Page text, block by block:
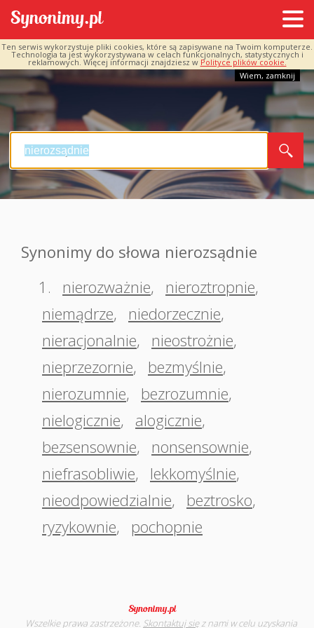
Ten serwis wykorzystuje pliki cookies, które są zapisywane na Twoim komputerze.
Technologia ta jest wykorzystywana w celach funkcjonalnych, statystycznych i
reklamowych. Więcej informacji znajdziesz w Polityce plików cookie.
Wiem, zamknij
Synonimy do słowa nierozsądnie
1.
nierozważnie, nieroztropnie,
niemądrze, niedorzecznie,
nieracjonalnie, nieostrożnie,
nieprzezornie, bezmyślnie,
nierozumnie, bezrozumnie,
nielogicznie, alogicznie,
bezsensownie, nonsensownie,
niefrasobliwie, lekkomyślnie,
nieodpowiedzialnie, beztrosko,
ryzykownie, pochopnie
Wszelkie prawa zastrzeżone. Skontaktuj sięz nami w celu uzyskania